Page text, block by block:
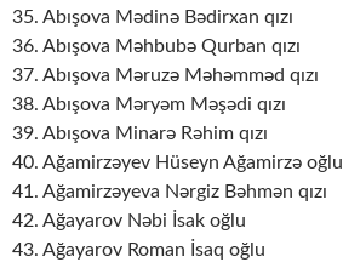
35. Abışova Mədinə Bədirxan qızı
36. Abışova Məhbubə Qurban qızı
37. Abışova Məruzə Məhəmməd qızı
38. Abışova Məryəm Məşədi qızı
39. Abışova Minarə Rəhim qızı
40. Ağamirzəyev Hüseyn Ağamirzə oğlu
41. Ağamirzəyeva Nərgiz Bəhmən qızı
42. Ağayarov Nəbi İsak oğlu
43. Ağayarov Roman İsaq oğlu